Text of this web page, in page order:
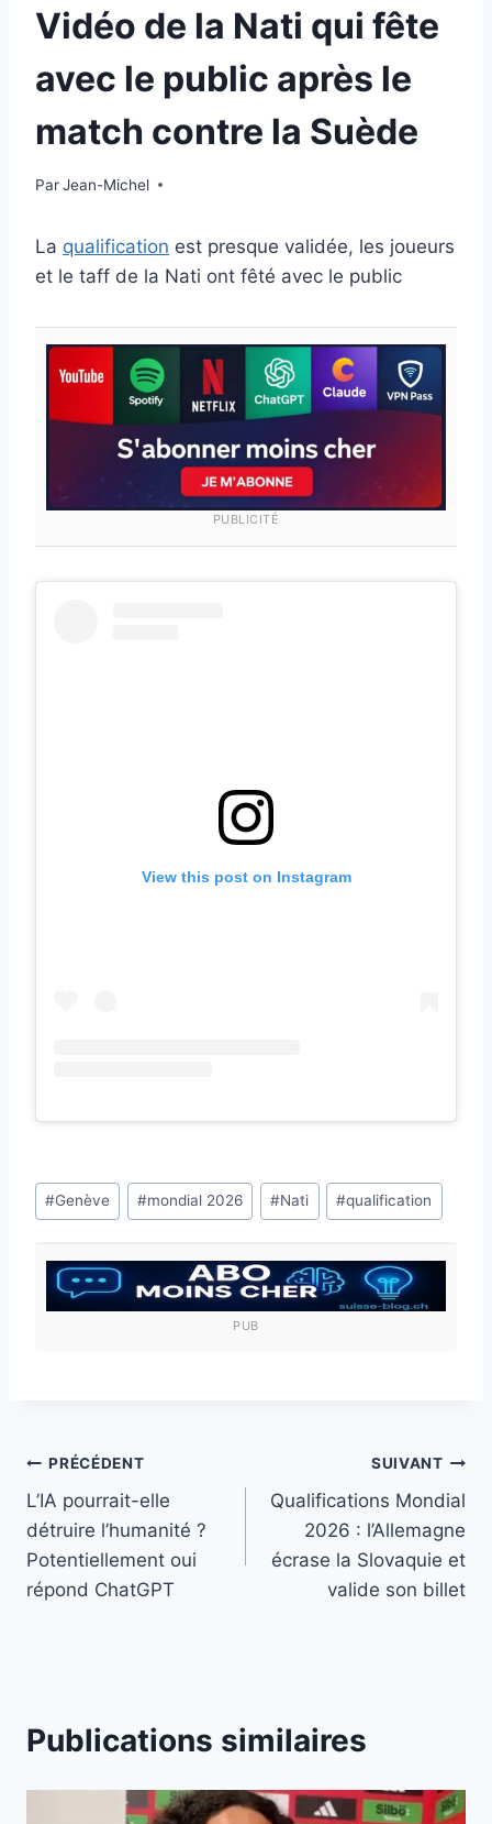
Vidéo de la Nati qui fête
avec le public après le
match contre la Suède
ParJean-Michel
17 novembre 2025
La qualification est presque validée, les joueurs
et le taff de la Nati ont fêté avec le public
PUBLICITÉ
View this post on Instagram
Étiquettes
de
publication :
#Genève #mondial 2026 #Nati #qualification
PUB
Navigation
de
l’article
PRÉCÉDENT
L’IA pourrait-elle
détruire l’humanité ?
Potentiellement oui
répond ChatGPT
SUIVANT
Qualifications Mondial
2026 : l’Allemagne
écrase la Slovaquie et
valide son billet
Publications similaires